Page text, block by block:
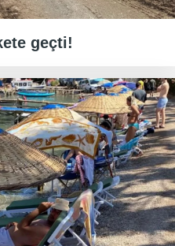
geçti!